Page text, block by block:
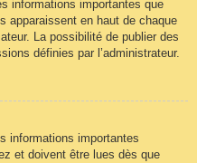
informations importantes que
apparaissent en haut de chaque
La possibilité de publier des
définies par l’administrateur.
informations importantes
et doivent être lues dès que